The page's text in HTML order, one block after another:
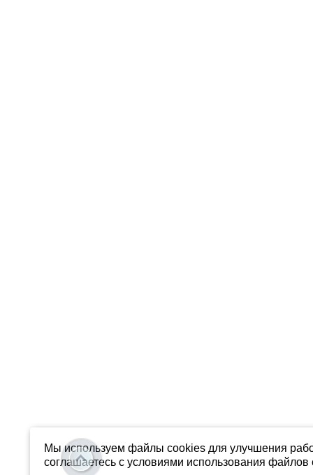
Мы используем файлы cookies для улучшения
соглашаетесь с условиями использования файлов